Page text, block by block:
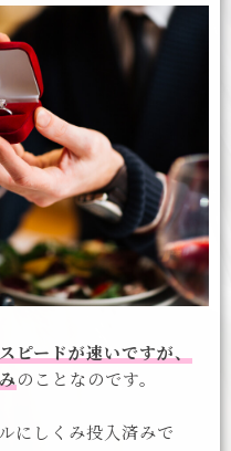
ピードが速いですが、
のことなのです。
にしくみ投入済みで